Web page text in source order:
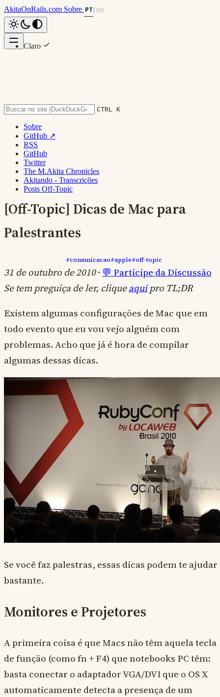
AkitaOnRails.com Sobre PT EN
Claro
CTRL K
Sobre
GitHub ↗
RSS
GitHub
Twitter
The M.Akita Chronicles
Akitando - Transcrições
Posts Off-Topic
Extras
[Off-Topic] Dicas de Mac para
Palestrantes
#comunicacao#apple#off-topic
31 de outubro de 2010· 💬 Participe da Discussão
Se tem preguiça de ler, cliqueaquipro TL;DR
Existem algumas configurações de Mac que em
todo evento que eu vou vejo alguém com
problemas. Acho que já é hora de compilar
algumas dessas dicas.
Se você faz palestras, essas dicas podem te ajudar
bastante.
Monitores e Projetores
A primeira coisa é que Macs não têm aquela tecla
de função (como fn + F4) que notebooks PC têm:
basta conectar o adaptador VGA/DVI que o OS X
automaticamente detecta a presença de um